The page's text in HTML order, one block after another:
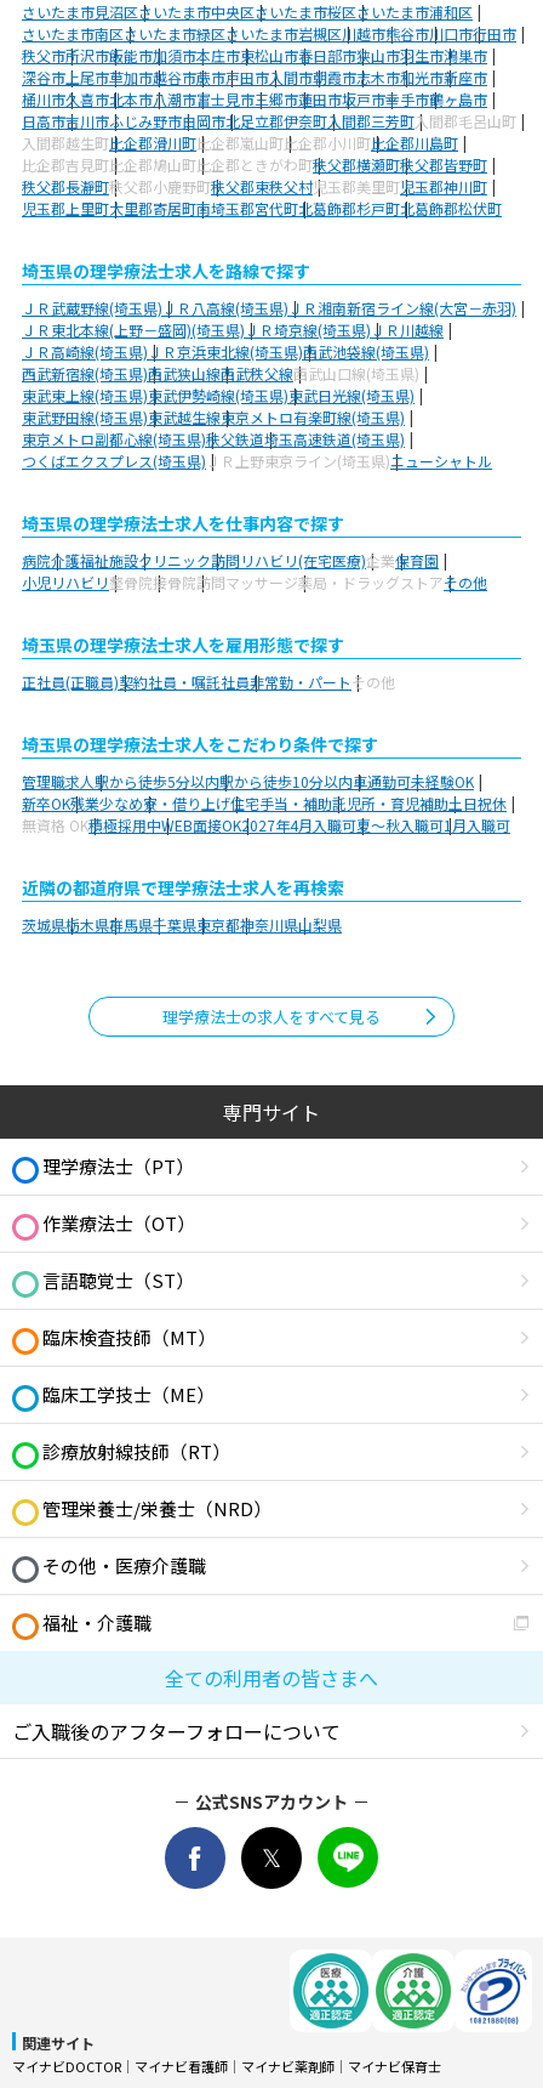
さいたま市見沼区さいたま市中央区さいたま市桜区さいたま市浦和区
さいたま市南区さいたま市緑区さいたま市岩槻区川越市熊谷市川口市行田市
秩父市所沢市飯能市加須市本庄市東松山市春日部市狭山市羽生市鴻巣市
深谷市 上尾市草加市越谷市蕨市戸田市入間市朝霞市志木市和光市新座市
桶川市久喜市北本市八潮市富士見市三郷市蓮田市坂戸市幸手市鶴ヶ島市
日高市吉川市ふじみ野市白岡市北足立郡伊奈町入間郡三芳町入間郡毛呂山町
入間郡越生町比企郡滑川町比企郡嵐山町比企郡小川町比企郡川島町
比企郡吉見町比企郡鳩山町比企郡ときがわ町秩父郡横瀬町秩父郡皆野町
秩父郡長瀞町秩父郡小鹿野町秩父郡東秩父村児玉郡美里町児玉郡神川町
児玉郡上里町大里郡寄居町南埼玉郡宮代町北葛飾郡杉戸町北葛飾郡松伏町
埼玉県の理学療法士求人を路線で探す
ＪＲ武蔵野線(埼玉県)ＪＲ八高線(埼玉県)ＪＲ湘南新宿ライン線(大宮－赤羽)
ＪＲ東北本線(上野－盛岡)(埼玉県)ＪＲ埼京線(埼玉県)ＪＲ川越線
ＪＲ高崎線(埼玉県)ＪＲ京浜東北線(埼玉県)西武池袋線(埼玉県)
西武新宿線(埼玉県)西武狭山線西武秩父線西武山口線(埼玉県)
東武東上線(埼玉県)東武伊勢崎線(埼玉県)東武日光線(埼玉県)
東武野田線(埼玉県)東武越生線東京メトロ有楽町線(埼玉県)
東京メトロ副都心線(埼玉県)秩父鉄道埼玉高速鉄道(埼玉県)
つくばエクスプレス(埼玉県) ＪＲ上野東京ライン(埼玉県)ニューシャトル
埼玉県の理学療法士求人を仕事内容で探す
病院介護福祉施設クリニック訪問リハビリ(在宅医療)企業保育園
小児リハビリ整骨院接骨院訪問マッサージ薬局・ドラッグストアその他
埼玉県の理学療法士求人を雇用形態で探す
正社員(正職員)契約社員・嘱託社員非常勤・パートその他
埼玉県の理学療法士求人をこだわり条件で探す
管理職求人駅から徒歩5分以内駅から徒歩10分以内車通勤可未経験OK
新卒OK残業少なめ寮・借り上げ住宅手当・補助託児所・育児補助土日祝休
無資格 OK積極採用中WEB面接OK2027年4月入職可夏～秋入職可1月入職可
近隣の都道府県で理学療法士求人を再検索
茨城県栃木県群馬県千葉県東京都神奈川県山梨県
理学療法士の求人をすべて見る
専門サイト
理学療法士（PT）
作業療法士（OT）
言語聴覚士（ST）
臨床検査技師（MT）
臨床工学技士（ME）
診療放射線技師（RT）
管理栄養士/栄養士（NRD）
その他・医療介護職
福祉・介護職
全ての利用者の皆さまへ
ご入職後のアフターフォローについて
公式SNSアカウント
関連サイト
マイナビDOCTOR │ マイナビ看護師 │ マイナビ薬剤師 │ マイナビ保育士